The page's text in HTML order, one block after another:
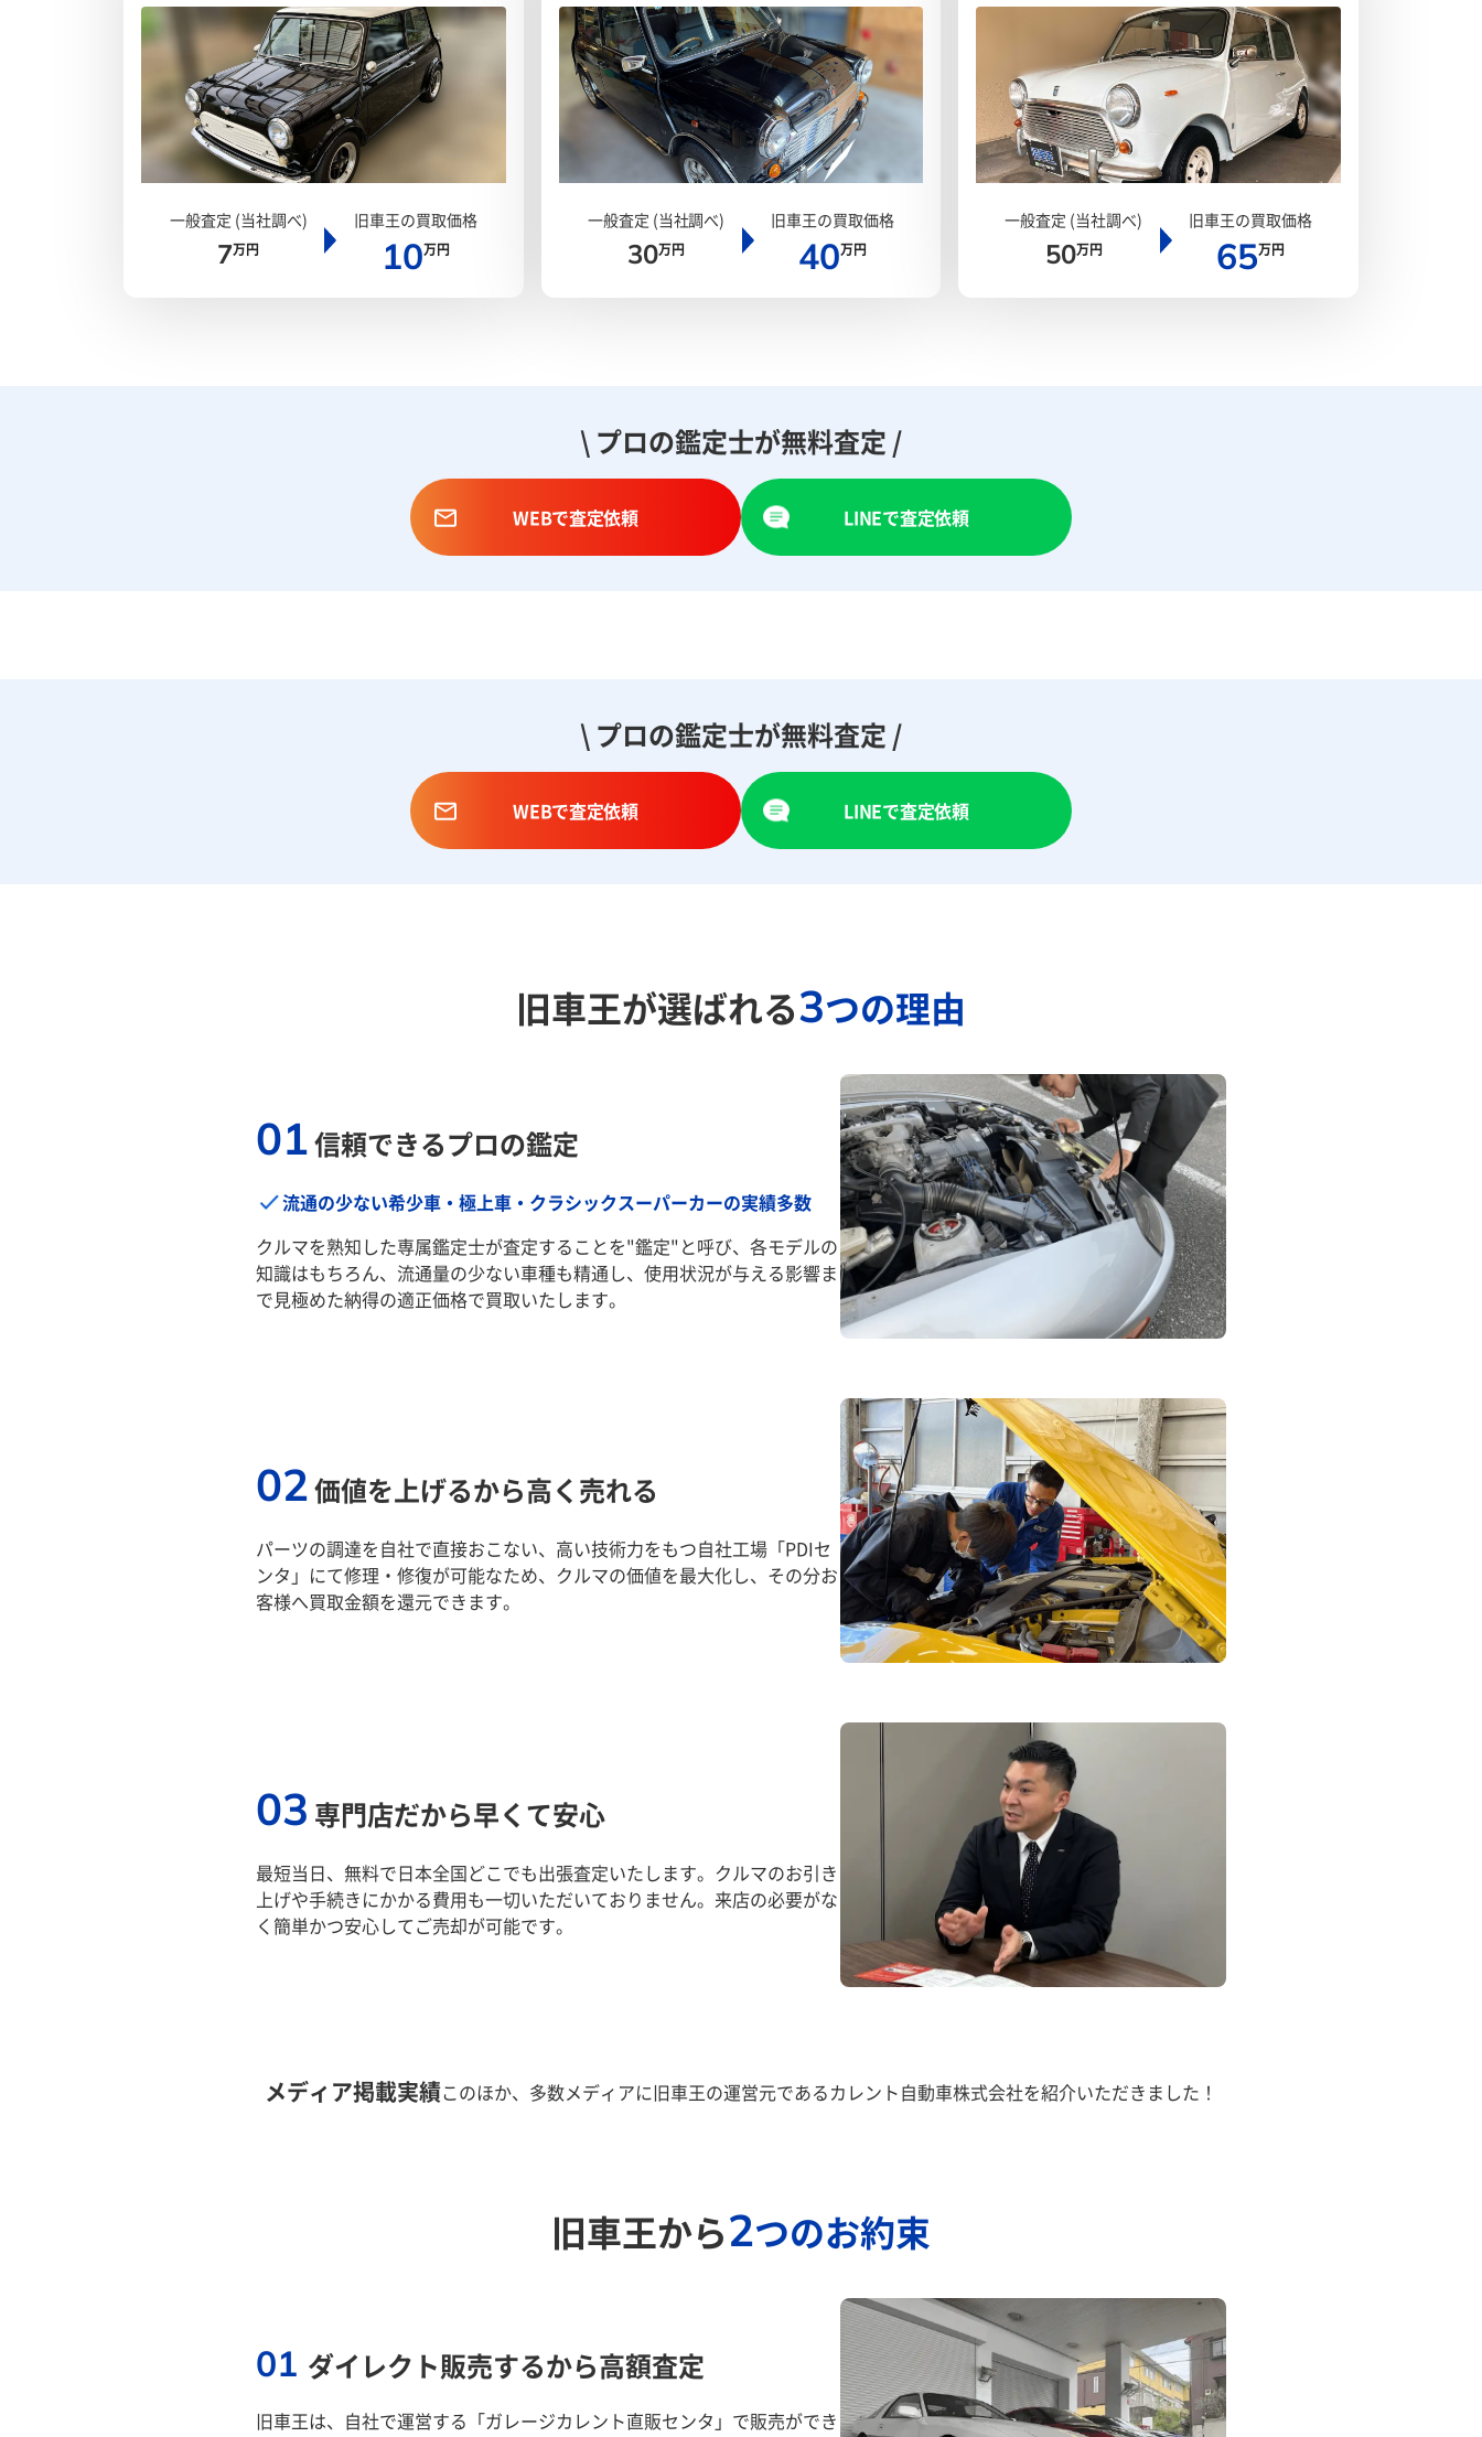
一般査定 (当社調べ)
7万円
旧車王の買取価格
10万円
一般査定 (当社調べ)
30万円
旧車王の買取価格
40万円
一般査定 (当社調べ)
50万円
旧車王の買取価格
65万円
\ プロの鑑定士が無料査定 /
WEBで査定依頼 LINEで査定依頼
\ プロの鑑定士が無料査定 /
WEBで査定依頼 LINEで査定依頼
旧車王が選ばれる3つの理由
01信頼できるプロの鑑定
流通の少ない希少車・極上車・クラシックスーパーカーの実績多数
クルマを熟知した専属鑑定士が査定することを"鑑定"と呼び、各モデルの
知識はもちろん、流通量の少ない車種も精通し、使用状況が与える影響ま
で見極めた納得の適正価格で買取いたします。
02価値を上げるから高く売れる
パーツの調達を自社で直接おこない、高い技術力をもつ自社工場「PDIセ
ンタ」にて修理・修復が可能なため、クルマの価値を最大化し、その分お
客様へ買取金額を還元できます。
03 専門店だから早くて安心
最短当日、無料で日本全国どこでも出張査定いたします。クルマのお引き
上げや手続きにかかる費用も一切いただいておりません。来店の必要がな
く簡単かつ安心してご売却が可能です。
メディア掲載実績このほか、多数メディアに旧車王の運営元であるカレント自動車株式会社を紹介いただきました！
旧車王から2つのお約束
01 ダイレクト販売するから高額査定
旧車王は、自社で運営する「ガレージカレント直販センタ」で販売ができ